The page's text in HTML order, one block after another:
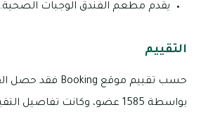
يقدم مطعم الفندق الوجبات الصحية.
التقييم
بواسطة 1585 عضو، وكانت تفاصيل التقييم كما يلي: